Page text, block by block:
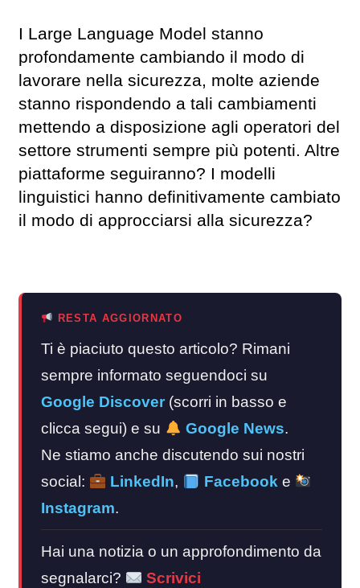
I Large Language Model stanno
profondamente cambiando il modo di
lavorare nella sicurezza, molte aziende
stanno rispondendo a tali cambiamenti
mettendo a disposizione agli operatori del
settore strumenti sempre più potenti. Altre
piattaforme seguiranno? I modelli
linguistici hanno definitivamente cambiato
il modo di approcciarsi alla sicurezza?
RESTA AGGIORNATO
Ti è piaciuto questo articolo? Rimani
sempre informato seguendoci su
Google Discover (scorri in basso e
clicca segui) e su
Google News.
Ne stiamo anche discutendo sui nostri
social:
LinkedIn, Facebooke
Instagram.
Hai una notizia o un approfondimento da
segnalarci?
Scrivici